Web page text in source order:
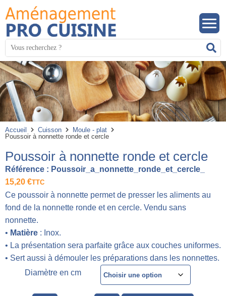
Mots
clés
:
Accueil Cuisson
Moule - plat
Poussoir à nonnette ronde et cercle
Poussoir à nonnette ronde et cercle
Référence : Poussoir_a_nonnette_ronde_et_cercle_
15,20 €TTC
Ce poussoir à nonnette permet de presser les aliments au
fond de la nonnette ronde et en cercle. Vendu sans
nonnette.
• Matière : Inox.
• La présentation sera parfaite grâce aux couches uniformes.
• Sert aussi à démouler les préparations dans les nonnettes.
Diamètre en cm
Panneau de gestion des cookies